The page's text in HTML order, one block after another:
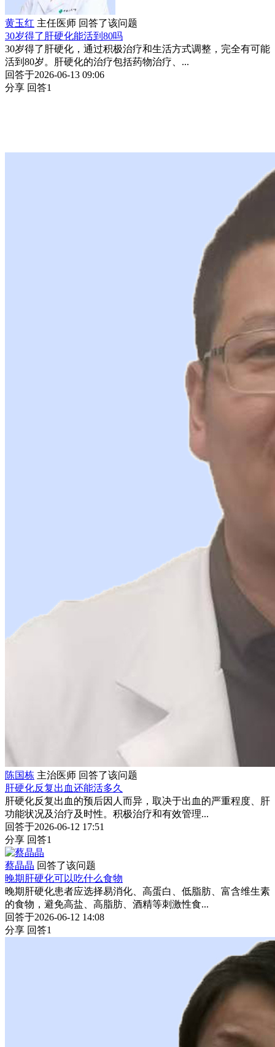
黄玉红 主任医师 回答了该问题
30岁得了肝硬化能活到80吗
30岁得了肝硬化，通过积极治疗和生活方式调整，完全有可能
活到80岁。肝硬化的治疗包括药物治疗、...
回答于2026-06-13 09:06
分享 回答1
陈国栋 主治医师 回答了该问题
肝硬化反复出血还能活多久
肝硬化反复出血的预后因人而异，取决于出血的严重程度、肝
功能状况及治疗及时性。积极治疗和有效管理...
回答于2026-06-12 17:51
分享 回答1
蔡晶晶 回答了该问题
晚期肝硬化可以吃什么食物
晚期肝硬化患者应选择易消化、高蛋白、低脂肪、富含维生素
的食物，避免高盐、高脂肪、酒精等刺激性食...
回答于2026-06-12 14:08
分享 回答1